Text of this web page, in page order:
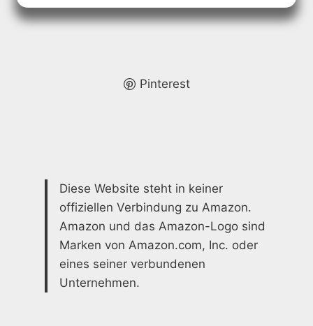
UFPEPPEN: E
INFACHE T
Pinterest
Diese Website steht in keiner
offiziellen Verbindung zu Amazon.
Amazon und das Amazon-Logo sind
Marken von Amazon.com, Inc. oder
eines seiner verbundenen
Unternehmen.